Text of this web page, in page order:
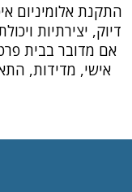
התקנת אלומיניום
דיוק, יצירתיות
אם מדובר בבית
אישי, מדידות,